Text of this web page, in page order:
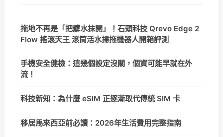
拖地不再是「把髒水抹開」！石頭科技 Qrevo Edge 2
Flow 搖滾天王 滾筒活水掃拖機器人開箱評測
手機安全健檢：這幾個設定沒關，個資可能早就在外
流！
科技新知：為什麼 eSIM 正逐漸取代傳統 SIM 卡
移居馬來西亞前必讀：2026年生活費用完整指南